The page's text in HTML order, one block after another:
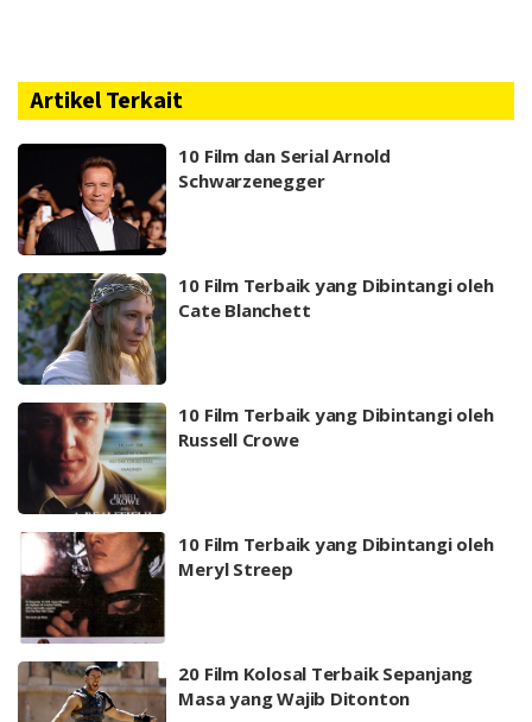
Artikel Terkait
10 Film dan Serial Arnold
Schwarzenegger
10 Film Terbaik yang Dibintangi oleh
Cate Blanchett
10 Film Terbaik yang Dibintangi oleh
Russell Crowe
10 Film Terbaik yang Dibintangi oleh
Meryl Streep
20 Film Kolosal Terbaik Sepanjang
Masa yang Wajib Ditonton